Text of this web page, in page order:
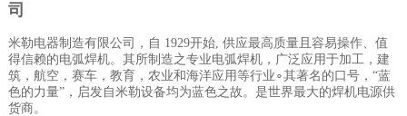
司
米勒电器制造有限公司，自 1929开始, 供应最高质量且容易操作、值
得信赖的电弧焊机。其所制造之专业电弧焊机，广泛应用于加工，建
筑，航空，赛车，教育，农业和海洋应用等行业∘其著名的口号，“蓝
色的力量”，启发自米勒设备均为蓝色之故。是世界最大的焊机电源供
货商。